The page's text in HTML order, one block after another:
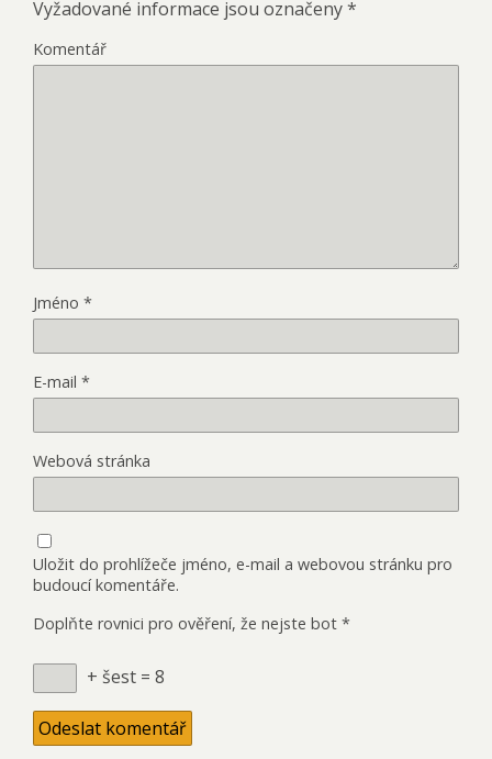
Vyžadované informace jsou označeny*
Komentář
Jméno *
E-mail *
Webová stránka
Uložit do prohlížeče jméno, e-mail a webovou stránku pro
budoucí komentáře.
Doplňte rovnici pro ověření, že nejste bot *
+ šest = 8